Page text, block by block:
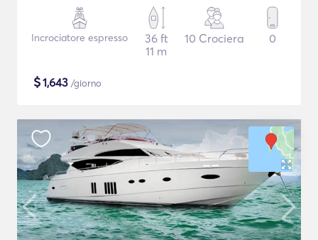
Incrociatore espresso
36 ft
11 m
10 Crociera 0
$1,643 /giorno